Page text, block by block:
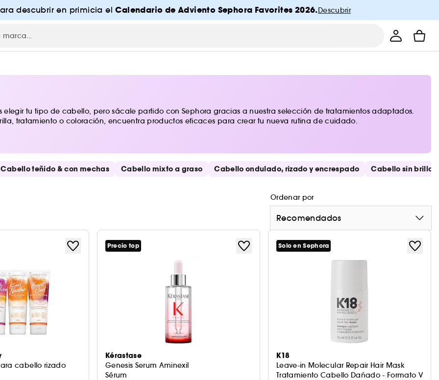
descubrir en primicia elCalendario de Adviento Sephora Favorites 2026.Descubrir
elegir tu tipo de cabello, pero sácale partido con Sephora gracias a nuestra selección de tratamientos adaptados.
tratamiento o coloración, encuentra productos eficaces para crear tu nueva rutina de cuidado.
Cabello teñido & con mechas Cabello mixto a graso Cabello ondulado, rizado y encrespado Cabello sin brillo
Ordenar por
Recomendados
cabello rizado
Precio top
Kérastase
Genesis Serum Aminexil
Sérum
Solo en Sephora
K18
Leave-in Molecular Repair Hair Mask
Tratamiento Cabello Dañado - Formato Viaje